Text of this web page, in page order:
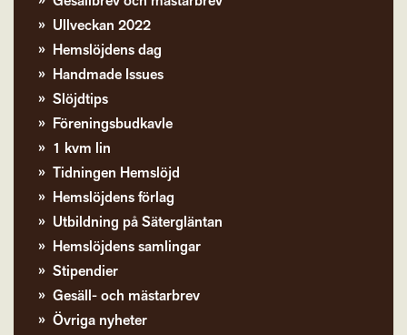
Ullveckan 2022
Hemslöjdens dag
Handmade Issues
Slöjdtips
Föreningsbudkavle
1 kvm lin
Tidningen Hemslöjd
Hemslöjdens förlag
Utbildning på Sätergläntan
Hemslöjdens samlingar
Stipendier
Gesäll- och mästarbrev
Övriga nyheter